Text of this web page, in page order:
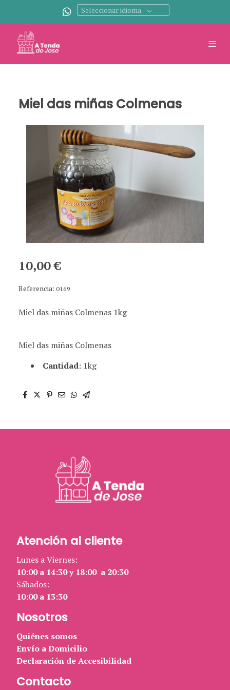
Seleccionar idioma
Miel das miñas Colmenas
10,00 €
Referencia: 0169
Miel das miñas Colmenas 1kg
Miel das miñas Colmenas
Cantidad: 1kg
Atención al cliente
Lunes a Viernes:
10:00 a 14:30 y 18:00 a 20:30
Sábados:
10:00 a 13:30
Nosotros
Quiénes somos
Envío a Domicilio
Declaración de Accesibilidad
Contacto